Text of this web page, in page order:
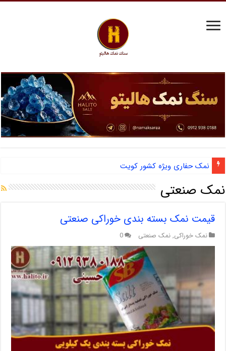
نمک حفاری ویژه کشور کویت
نمک صنعتی
قیمت نمک بسته بندی خوراکی صنعتی
نمک خوراکی, نمک صنعتی 0